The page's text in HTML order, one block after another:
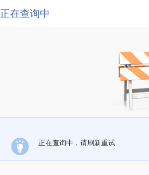
正在查询中
正在查询中，请刷新重试